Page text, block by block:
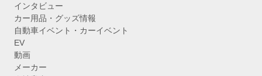
インタビュー
カー用品・グッズ情報
自動車イベント・カーイベント
EV
動画
メーカー